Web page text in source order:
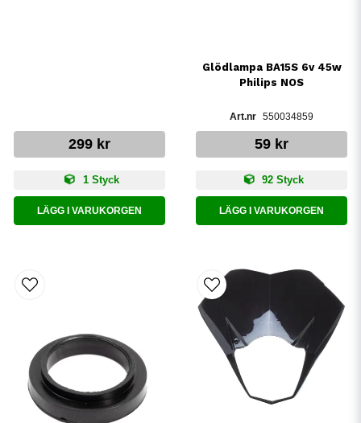
299 kr
1 Styck
LÄGG I VARUKORGEN
Glödlampa BA15S 6v 45w
Philips NOS
550034859
59 kr
92 Styck
LÄGG I VARUKORGEN